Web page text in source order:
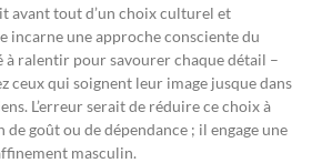
avant tout d’un choix culturel et
incarne une approche consciente du
à ralentir pour savourer chaque détail –
ceux qui soignent leur image jusque dans
L’erreur serait de réduire ce choix à
de goût ou de dépendance ; il engage une
masculin.